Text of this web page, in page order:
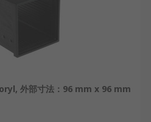
外部寸法：96 mm x 96 mm